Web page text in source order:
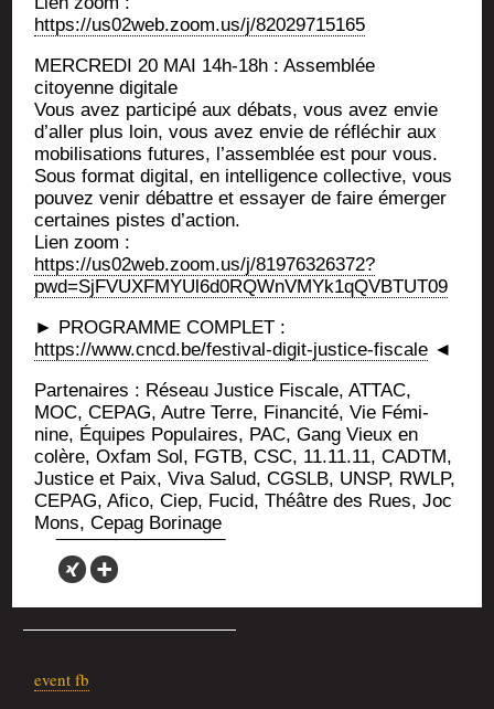
event fb
https://us02web.zoom.us/j/82029715165
MERCREDI 20 MAI 14h-18h : Assem­blée
citoyenne digitale
Vous avez par­ti­ci­pé aux débats, vous avez envie
d’aller plus loin, vous avez envie de réflé­chir aux
mobi­li­sa­tions futures, l’assemblée est pour vous.
Sous for­mat digi­tal, en intel­li­gence col­lec­tive, vous
pou­vez venir débattre et essayer de faire émer­ger
cer­taines pistes d’action.
Lien zoom :
https://us02web.zoom.us/j/81976326372?
pwd=SjFVUXFMYUl6d0RQWnVMYk1qQVBTUT09
► PROGRAMME COMPLET :
https://www.cncd.be/festival-digit-justice-fiscale ◄
Par­te­naires : Réseau Jus­tice Fis­cale, ATTAC,
MOC, CEPAG, Autre Terre, Finan­ci­té, Vie Fémi­
nine, Équipes Popu­laires, PAC, Gang Vieux en
colère, Oxfam Sol, FGTB, CSC, 11.11.11, CADTM,
Jus­tice et Paix, Viva Salud, CGSLB, UNSP, RWLP,
CEPAG, Afi­co, Ciep, Fucid, Théâtre des Rues, Joc
Mons, Cepag Borinage